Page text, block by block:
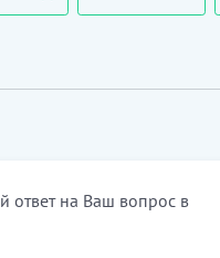
ответ на Ваш вопрос в